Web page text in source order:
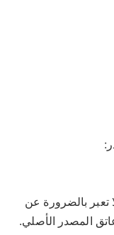
تعبر بالضرورة عن
المصدر الأصلي.